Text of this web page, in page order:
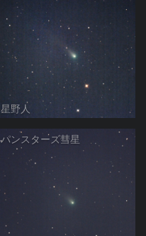
星野人
パンスターズ彗星